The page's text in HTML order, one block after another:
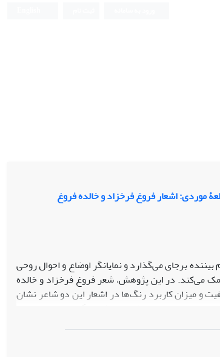
موردی: اشعار فروغ فرخزاد و خالده فروغ
برجای می‌گذارد و نمایانگر اوضاع و احوال روحی
می‌کند. در این پژوهش، شعر فروغ فرخزاد و خالده
و میزان کاربرد رنگ‌ها در اشعار این دو شاعر نشان
انزجار او از محیط و بیان افسردگی و انزوای اوست.
نخست خالده فروغ اما رنگ سبز ـ نماد ایمان،
دفترهای اشعار این دو شاعر حاکی از آن است که
بهتر و علاقه به ایجاد تغییر برای به‌تصویرکشیدن